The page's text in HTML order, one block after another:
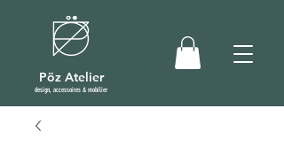
Pöz Atelier
design, accessoires & mobilier